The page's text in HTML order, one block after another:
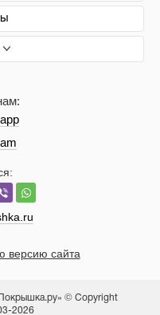
версию сайта
© Copyright
2026